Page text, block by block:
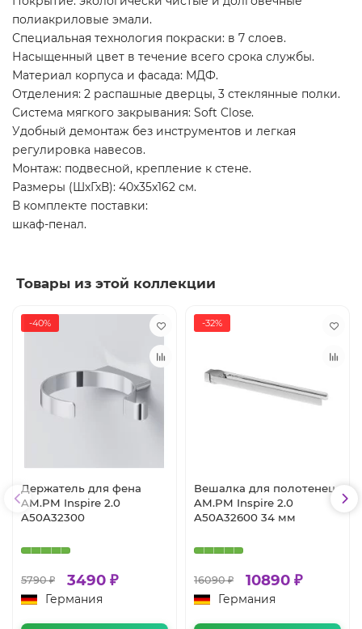
полиакриловые эмали.
Специальная технология покраски: в 7 слоев.
Насыщенный цвет в течение всего срока службы.
Материал корпуса и фасада: МДФ.
Отделения: 2 распашные дверцы, 3 стеклянные полки.
Система мягкого закрывания: Soft Close.
Удобный демонтаж без инструментов и легкая
регулировка навесов.
Монтаж: подвесной, крепление к стене.
Размеры (ШхГхВ): 40x35x162 см.
В комплекте поставки:
шкаф-пенал.
Товары из этой коллекции
-40%
Держатель для фена
AM.PM Inspire 2.0
A50A32300
5790 ₽ 3490 ₽
Германия
-32%
Вешалка для полотенец
AM.PM Inspire 2.0
A50A32600 34 мм
16090 ₽ 10890 ₽
Германия